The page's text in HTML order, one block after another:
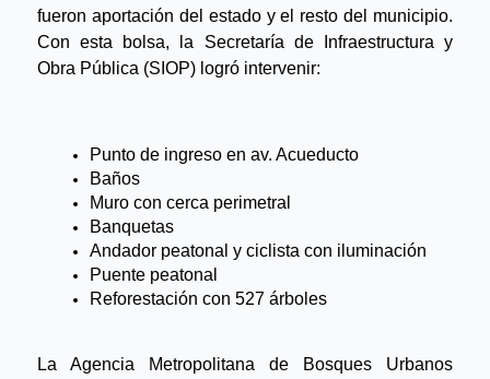
fueron aportación del estado y el resto del municipio.
Con esta bolsa, la Secretaría de Infraestructura y
Obra Pública (SIOP) logró intervenir:
Punto de ingreso en av. Acueducto
Baños
Muro con cerca perimetral
Banquetas
Andador peatonal y ciclista con iluminación
Puente peatonal
Reforestación con 527 árboles
La Agencia Metropolitana de Bosques Urbanos